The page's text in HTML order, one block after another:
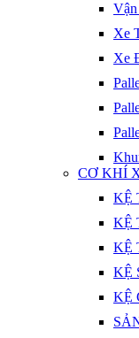
Xe
Xe
CƠ KHÍ
KỆ
KỆ
KỆ
KỆ
KỆ